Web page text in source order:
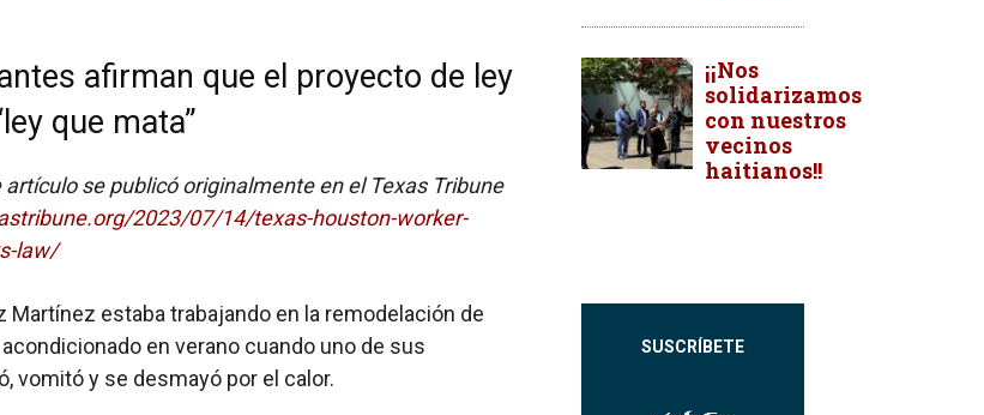
afirman que el proyecto de ley
que mata”
se publicó originalmente en el Texas Tribune
2023/07/14/texas-houston-worker-
law/
Martínez estaba trabajando en la remodelación de
en verano cuando uno de sus
vomitó y se desmayó por el calor.
¡¡Nos
solidarizamos
con nuestros
vecinos
haitianos!!
SUSCRÍBETE